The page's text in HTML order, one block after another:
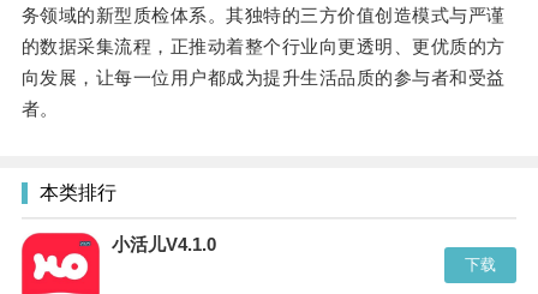
务领域的新型质检体系。其独特的三方价值创造模式与严谨
的数据采集流程，正推动着整个行业向更透明、更优质的方
向发展，让每一位用户都成为提升生活品质的参与者和受益
者。
本类排行
小活儿V4.1.0
下载